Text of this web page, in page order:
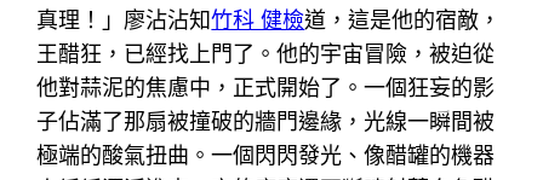
真理！」廖沾沾知竹科 健檢道，這是他的宿敵，
王醋狂，已經找上門了。他的宇宙冒險，被迫從
他對蒜泥的焦慮中，正式開始了。一個狂妄的影
子佔滿了那扇被撞破的牆門邊緣，光線一瞬間被
極端的酸氣扭曲。一個閃閃發光、像醋罐的機器